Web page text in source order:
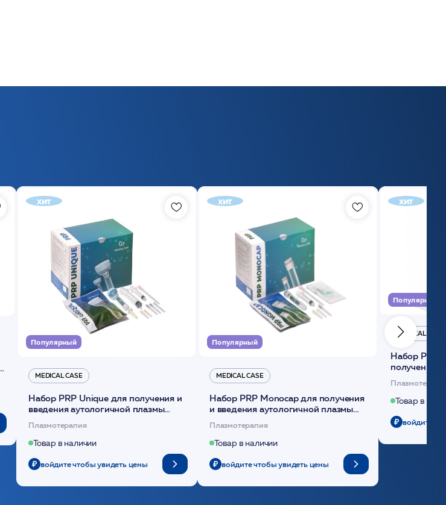
хит
Популярный
MEDICAL CASE
Набор PRP Unique для получения и
введения аутологичной плазмы
(саше 1шт)/Medical Case
Плазмотерапия
Товар в наличии
войдите чтобы увидеть цены
хит
Популярный
MEDICAL CASE
Набор PRP Monocap для получения
и введения аутологичной плазмы
(саше 1шт)/Medical Case
Плазмотерапия
Товар в наличии
войдите чтобы увидеть цены
хит
Популярный
MEDICAL CASE
Набор Plasmoactive Стандарт для
получения
плазмы
Товар в
войдите